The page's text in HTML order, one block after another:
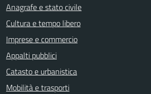
Anagrafe e stato civile
Cultura e tempo libero
Imprese e commercio
Appalti pubblici
Catasto e urbanistica
Mobilità e trasporti